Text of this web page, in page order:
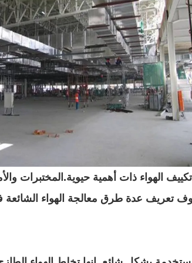
الهواء ذات أهمية حيوية.المختبرات
عدة طرق معالجة الهواء الشائعة في